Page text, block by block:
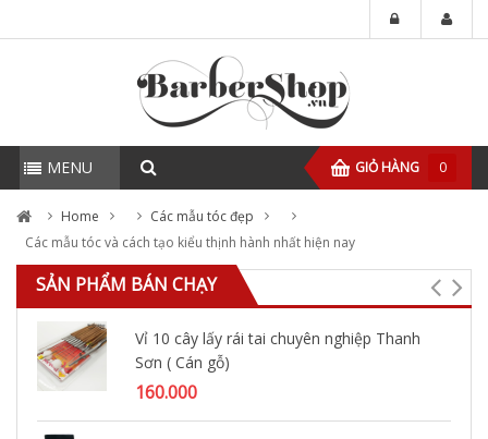
MENU GIỎ HÀNG 0
Home
Các mẫu tóc đẹp
Các mẫu tóc và cách tạo kiểu thịnh hành nhất hiện nay
SẢN PHẨM BÁN CHẠY
Vỉ 10 cây lấy rái tai chuyên nghiệp Thanh
Sơn ( Cán gỗ)
160.000